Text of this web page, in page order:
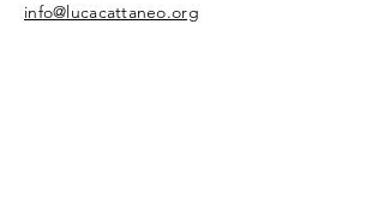
info@lucacattaneo.org